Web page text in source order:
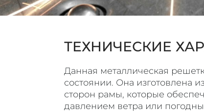
ТЕХНИЧЕСКИЕ
Данная металлическая
состоянии. Она
сторон рамы, которые
давлением ветра или